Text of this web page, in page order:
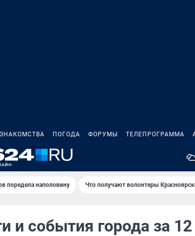
ЗНАКОМСТВА ПОГОДА ФОРУМЫ ТЕЛЕПРОГРАММА
поредела наполовину Что получают волонтеры
и события города за